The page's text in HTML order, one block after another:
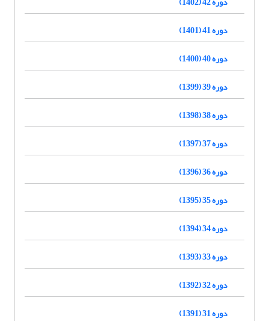
دوره 41 (1401)
دوره 40 (1400)
دوره 39 (1399)
دوره 38 (1398)
دوره 37 (1397)
دوره 36 (1396)
دوره 35 (1395)
دوره 34 (1394)
دوره 33 (1393)
دوره 32 (1392)
دوره 31 (1391)